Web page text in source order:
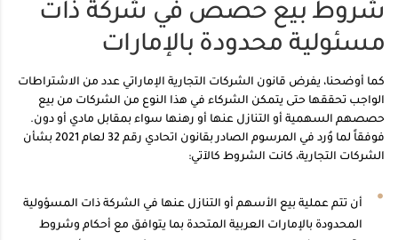
شروط بيع حصص في شركة ذات
مسئولية محدودة بالإمارات
كما أوضحنا، يفرض قانون الشركات التجارية الإماراتي عدد من الاشتراطات
الواجب تحققها حتى يتمكن الشركاء في هذا النوع من الشركات من بيع
حصصهم السهمية أو التنازل عنها أو رهنها سواء بمقابل مادي أو دون.
فوفقاً لما وُرد في المرسوم الصادر بقانون اتحادي رقم 32 لعام 2021 بشأن
الشركات التجارية، كانت الشروط كالآتي:
أن تتم عملية بيع الأسهم أو التنازل عنها في الشركة ذات المسؤولية
المحدودة بالإمارات العربية المتحدة بما يتوافق مع أحكام وشروط